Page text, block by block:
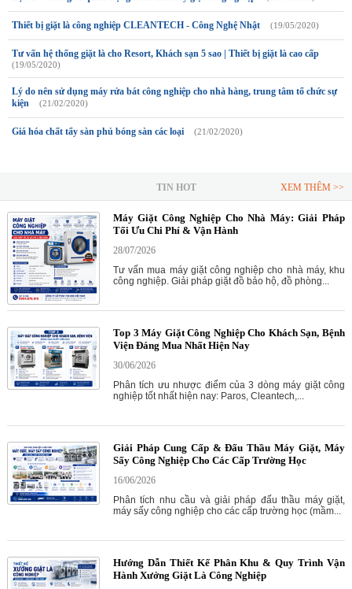
Thiết bị giặt là công nghiệp CLEANTECH - Công Nghệ Nhật (19/05/2020)
Tư vấn hệ thống giặt là cho Resort, Khách sạn 5 sao | Thiết bị giặt là cao cấp
(19/05/2020)
Lý do nên sử dụng máy rửa bát công nghiệp cho nhà hàng, trung tâm tổ chức sự
kiện
(21/02/2020)
Giá hóa chất tẩy sàn phủ bóng sàn các loại (21/02/2020)
TIN HOT XEM THÊM >>
Máy Giặt Công Nghiệp Cho Nhà Máy: Giải Pháp
Tối Ưu Chi Phí & Vận Hành
28/07/2026
Tư vấn mua máy giặt công nghiệp cho nhà máy, khu
công nghiệp. Giải pháp giặt đồ bảo hộ, đồ phòng...
Top 3 Máy Giặt Công Nghiệp Cho Khách Sạn, Bệnh
Viện Đáng Mua Nhất Hiện Nay
30/06/2026
Phân tích ưu nhược điểm của 3 dòng máy giặt công
nghiệp tốt nhất hiện nay: Paros, Cleantech,...
Giải Pháp Cung Cấp & Đấu Thầu Máy Giặt, Máy
Sấy Công Nghiệp Cho Các Cấp Trường Học
16/06/2026
Phân tích nhu cầu và giải pháp đấu thầu máy giặt,
máy sấy công nghiệp cho các cấp trường học (mầm...
Hướng Dẫn Thiết Kế Phân Khu & Quy Trình Vận
Hành Xưởng Giặt Là Công Nghiệp